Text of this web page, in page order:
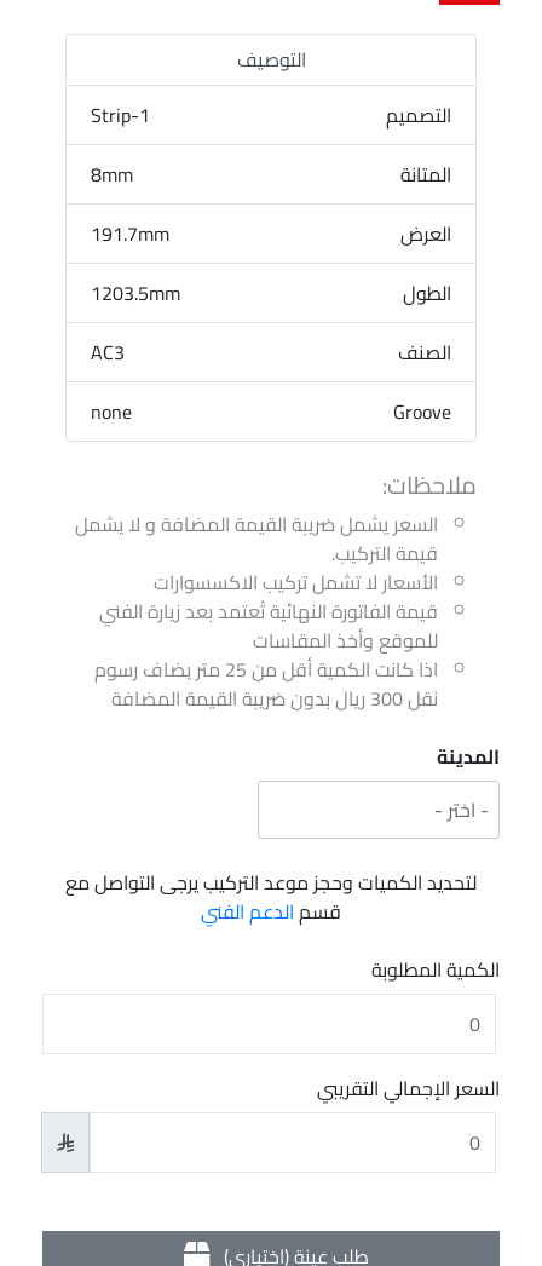
التوصيف
التصميم
1-Strip
المتانة
8mm
العرض
191.7mm
الطول
1203.5mm
الصنف
AC3
Groove
none
ملاحظات:
السعر يشمل ضريبة القيمة المضافة و لا يشمل
قيمة التركيب.
الأسعار لا تشمل تركيب الاكسسوارات
قيمة الفاتورة النهائية تُعتمد بعد زيارة الفني
للموقع وأخذ المقاسات
اذا كانت الكمية أقل من 25 متر يضاف رسوم
نقل 300 ريال بدون ضريبة القيمة المضافة
المدينة
لتحديد الكميات وحجز موعد التركيب يرجى التواصل مع
قسمالدعم الفني
الكمية المطلوبة
السعر الإجمالي التقريبي

طلب عينة (اختياري)